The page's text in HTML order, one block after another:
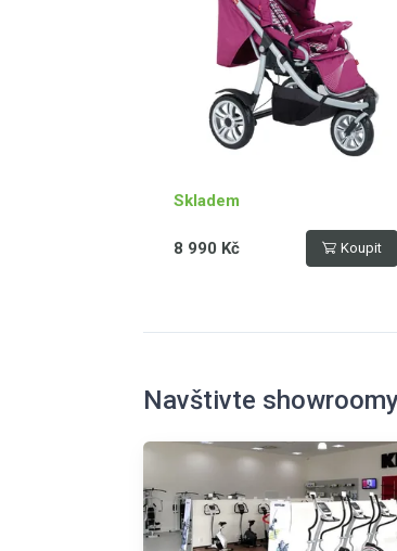
Skladem
8 990 Kč Koupit
Navštivte